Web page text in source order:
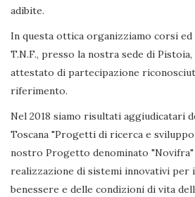
adibite.
In questa ottica organizziamo corsi
T.N.F., presso la nostra sede di
attestato di partecipazione
riferimento.
Nel 2018 siamo risultati aggiudicatari
Toscana "Progetti di ricerca e
nostro Progetto denominato
realizzazione di sistemi innovativi per
benessere e delle condizioni di vita